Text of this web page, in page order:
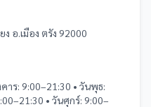
อ.เมือง ตรัง 92000
าร: 9:00–21:30 • วันพุธ:
• วันศุกร์: 9:00–